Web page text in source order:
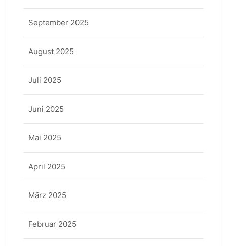
September 2025
August 2025
Juli 2025
Juni 2025
Mai 2025
April 2025
März 2025
Februar 2025